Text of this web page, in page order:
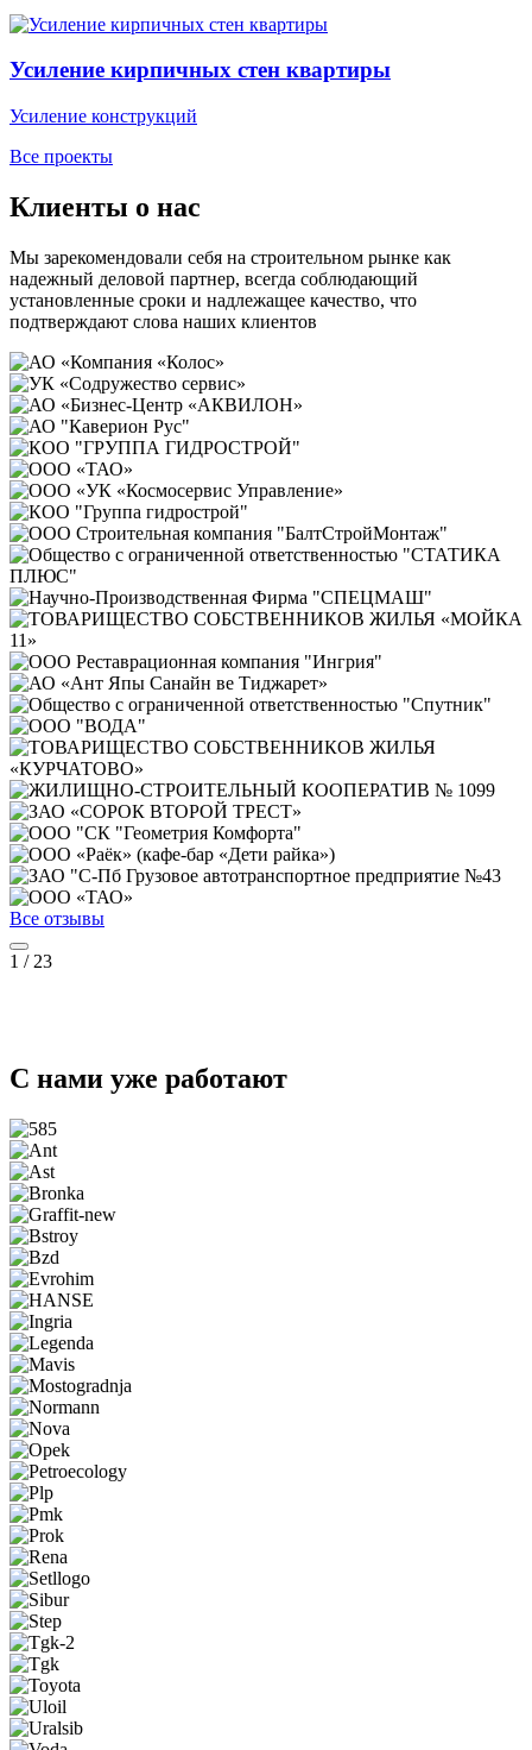
Усиление кирпичных стен квартиры
Усиление конструкций
Все проекты
Клиенты о нас
Мы зарекомендовали себя на строительном рынке как
надежный деловой партнер, всегда соблюдающий
установленные сроки и надлежащее качество, что
подтверждают слова наших клиентов
Все отзывы
1 / 23
С нами уже работают